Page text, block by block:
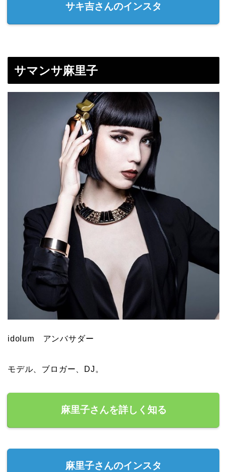
サキ吉さんのインスタ
サマンサ麻里子
idolum アンバサダー
モデル、ブロガー、DJ。
麻里子さんを詳しく知る
麻里子さんのインスタ